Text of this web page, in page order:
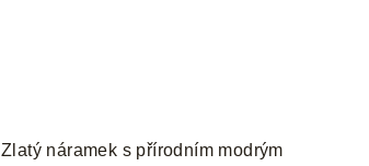
Zlatý náramek s přírodním modrým